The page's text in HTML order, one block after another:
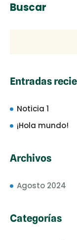
Buscar
Entradas
Noticia 1
¡Hola mundo!
Archivos
Agosto 2024
Categorías